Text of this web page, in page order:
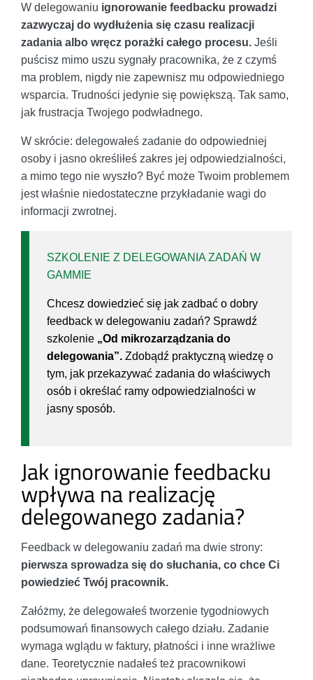
W delegowaniu ignorowanie feedbacku prowadzi
zazwyczaj do wydłużenia się czasu realizacji
zadania albo wręcz porażki całego procesu. Jeśli
puścisz mimo uszu sygnały pracownika, że z czymś
ma problem, nigdy nie zapewnisz mu odpowiedniego
wsparcia. Trudności jedynie się powiększą. Tak samo,
jak frustracja Twojego podwładnego.
W skrócie: delegowałeś zadanie do odpowiedniej
osoby i jasno określiłeś zakres jej odpowiedzialności,
a mimo tego nie wyszło? Być może Twoim problemem
jest właśnie niedostateczne przykładanie wagi do
informacji zwrotnej.
SZKOLENIE Z DELEGOWANIA ZADAŃ W
GAMMIE
Chcesz dowiedzieć się jak zadbać o dobry
feedback w delegowaniu zadań? Sprawdź
szkolenie „Od mikrozarządzania do
delegowania”. Zdobądź praktyczną wiedzę o
tym, jak przekazywać zadania do właściwych
osób i określać ramy odpowiedzialności w
jasny sposób.
Jak ignorowanie feedbacku
wpływa na realizację
delegowanego zadania?
Feedback w delegowaniu zadań ma dwie strony:
pierwsza sprowadza się do słuchania, co chce Ci
powiedzieć Twój pracownik.
Załóżmy, że delegowałeś tworzenie tygodniowych
podsumowań finansowych całego działu. Zadanie
wymaga wglądu w faktury, płatności i inne wrażliwe
dane. Teoretycznie nadałeś też pracownikowi